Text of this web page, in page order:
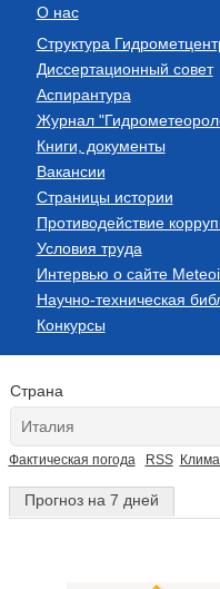
О нас
Структура
Диссертационный совет
Аспирантура
Журнал
Книги, документы
Вакансии
Страницы истории
Противодействие
Условия труда
Интервью о сайте
Научно-техническая
Конкурсы
Страна
Фактическая погода RSS
Прогноз на 7 дней